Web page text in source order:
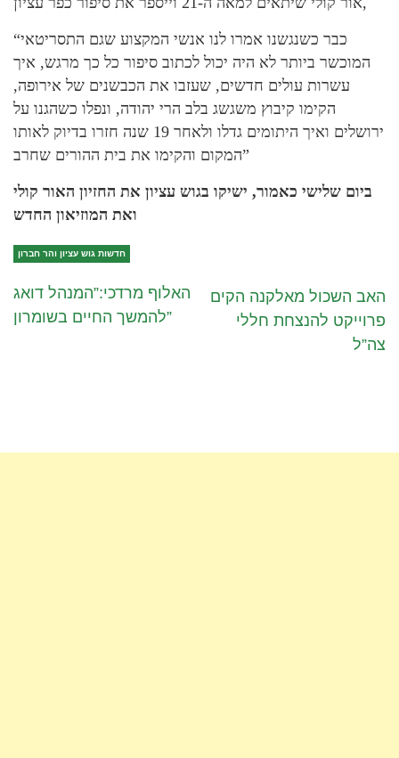
“כבר כשנגשנו אמרו לנו אנשי המקצוע שגם התסריטאי
המוכשר ביותר לא היה יכול לכתוב סיפור כל כך מרגש, איך
עשרות עולים חדשים, שעזבו את הכבשנים של אירופה,
הקימו קיבוץ משגשג בלב הרי יהודה, ונפלו כשהגנו על
ירושלים ואיך היתומים גדלו ולאחר 19 שנה חזרו בדיוק לאותו
המקום והקימו את בית ההורים שחרב”
ביום שלישי כאמור, ישיקו בגוש עציון את החזיון האור קולי
חדשות גוש עציון והר חברון
האלוף מרדכי:”המנהל דואג
להמשך החיים בשומרון”
האב השכול מאלקנה הקים
פרוייקט להנצחת חללי
צה”ל